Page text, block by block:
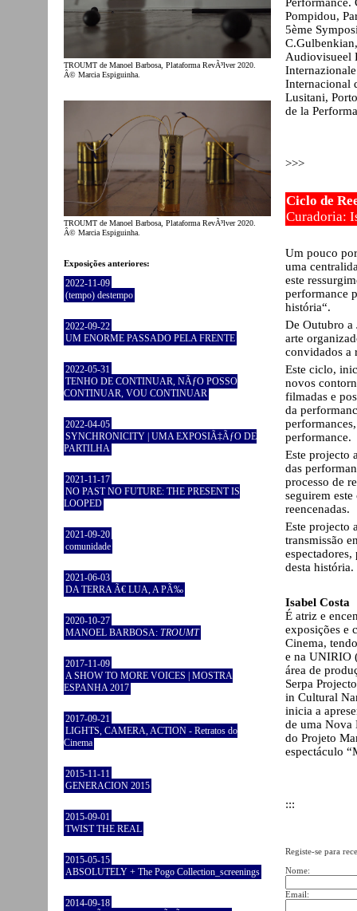
TROUMT de Manoel Barbosa, Plataforma RevÃ³lver 2020.
Â© Marcia Espiguinha.
TROUMT de Manoel Barbosa, Plataforma RevÃ³lver 2020.
Â© Marcia Espiguinha.
Exposições anteriores:
2022-11-09
(tempo) destempo
2022-09-22
UM ENORME PASSADO PELA FRENTE
2022-05-31
TENHO DE CONTINUAR, NÃƒO POSSO
CONTINUAR, VOU CONTINUAR
2022-04-05
SYNCHRONICITY | UMA EXPOSIÃ‡ÃƒO DE
PARTILHA
2021-11-17
NO PAST NO FUTURE: THE PRESENT IS
LOOPED
2021-09-20
comunidade
2021-06-03
DA TERRA Ã€ LUA, A PÃ‰
2020-10-27
MANOEL BARBOSA: TROUMT
2017-11-09
A SHOW TO MORE VOICES | MOSTRA
ESPANHA 2017
2017-09-21
LIGHTS, CAMERA, ACTION - Retratos do
Cinema
2015-11-11
GENERACION 2015
2015-09-01
TWIST THE REAL
2015-05-15
ABSOLUTELY + The Pogo Collection_screenings
2014-09-18
Pompidou,
5ème
Audiovisueel
Internacional
Lusitani,
de la
>>>
Ciclo de
Curadoria:
Um pouco
uma
este
performance
história“.
De Outubro a
arte
convidados a
Este ciclo,
novos
filmadas e
da
performance.
Este projecto
das
processo de
seguirem
reencenadas.
Este projecto
transmissão
desta história.
Isabel Costa
É atriz e
exposições e
Cinema,
e na UNIRIO
área de
Serpa
in Cultural
inicia a
de uma Nova
do Projeto
espectáculo
:::
Registe-se para
Nome:
Email: